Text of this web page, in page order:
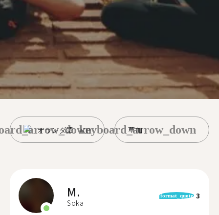
オランダ語 草加
keyboard_arrow_down
M.
Soka
format_quote 3